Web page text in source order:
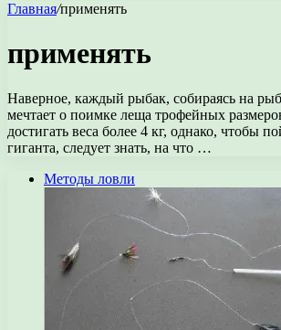
Главная/применять
применять
Наверное, каждый рыбак, собираясь на
мечтает о поимке леща трофейных
достигать веса более 4 кг, однако, чтобы
гиганта, следует знать, на что …
Методы ловли